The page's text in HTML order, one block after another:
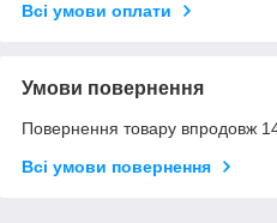
Всі умови оплати
Умови повернення
Повернення товару впродовж
Всі умови повернення